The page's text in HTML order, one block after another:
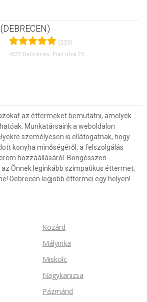
(233)
4025 Debrecen, Piac utca 23.
az éttermeket bemutatni, amelyek
Munkatársaink a weboldalon
személyesen is ellátogatnak, hogy
konyha minőségéről, a felszolgálás
hozzáállásáról. Böngésszen
Önnek leginkább szimpatikus éttermet,
Debrecen legjobb éttermei egy helyen!
Kozárd
Mályinka
Miskolc
Nagykanizsa
Pázmánd